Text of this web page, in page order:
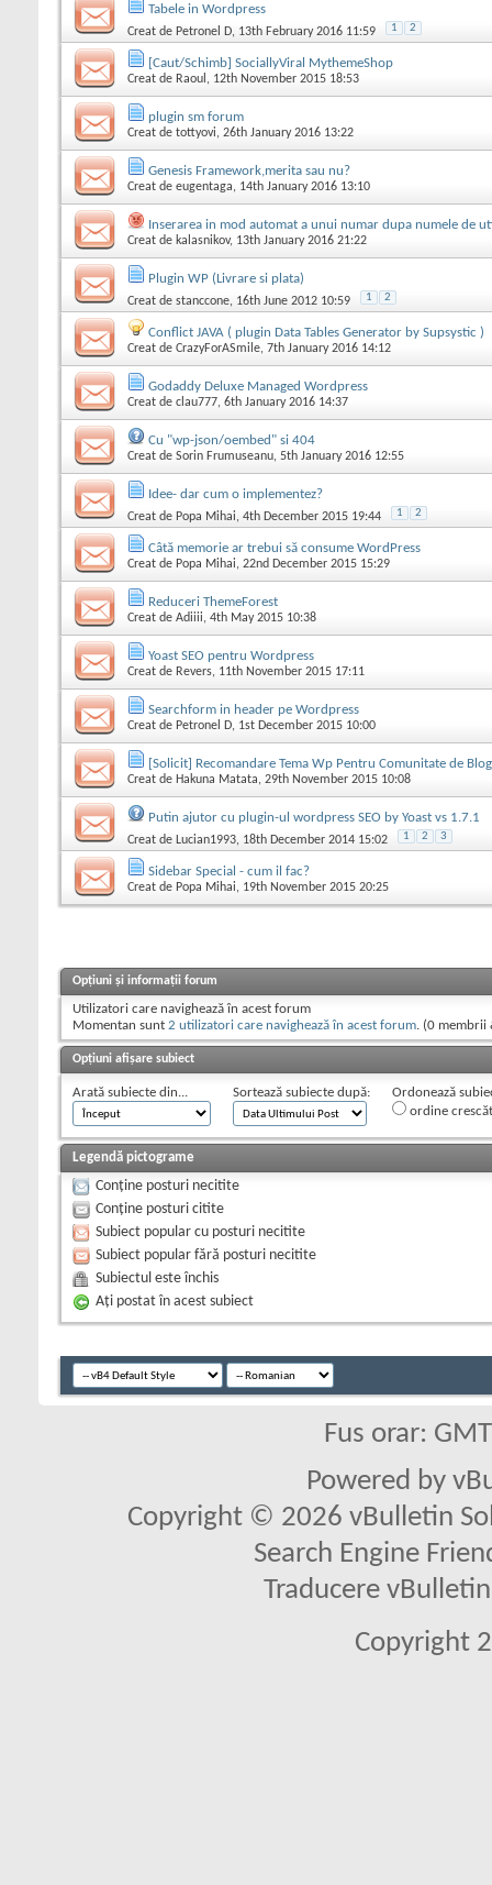
Tabele in Wordpress
Creat de Petronel D, 13th February 2016 11:59 1 2
[Caut/Schimb] SociallyViral MythemeShop
Creat de Raoul , 12th November 2015 18:53
plugin sm forum
Creat de tottyovi, 26th January 2016 13:22
Genesis Framework,merita sau nu?
Creat de eugentaga, 14th January 2016 13:10
Inserarea in mod automat a unui numar dupa numele de
Creat de kalasnikov, 13th January 2016 21:22
Plugin WP (Livrare si plata)
Creat de stanccone, 16th June 2012 10:59 1 2
Conflict JAVA ( plugin Data Tables Generator by Supsystic )
Creat de CrazyForASmile, 7th January 2016 14:12
Godaddy Deluxe Managed Wordpress
Creat de clau777, 6th January 2016 14:37
Cu "wp-json/oembed" si 404
Creat de Sorin Frumuseanu, 5th January 2016 12:55
Idee- dar cum o implementez?
Creat de Popa Mihai, 4th December 2015 19:44 1 2
Câtă memorie ar trebui să consume WordPress
Creat de Popa Mihai, 22nd December 2015 15:29
Reduceri ThemeForest
Creat de Adiiii, 4th May 2015 10:38
Yoast SEO pentru Wordpress
Creat de Revers, 11th November 2015 17:11
Searchform in header pe Wordpress
Creat de Petronel D, 1st December 2015 10:00
[Solicit] Recomandare Tema Wp Pentru Comunitate de
Creat de Hakuna Matata, 29th November 2015 10:08
Putin ajutor cu plugin-ul wordpress SEO by Yoast vs 1.7.1
Creat de Lucian1993, 18th December 2014 15:02 1 2 3
Sidebar Special - cum il fac?
Creat de Popa Mihai, 19th November 2015 20:25
Opțiuni și informații forum
Utilizatori care navighează în acest forum
Momentan sunt 2 utilizatori care navighează în acest forum. (0 membrii
Opțiuni afișare subiect
Arată subiecte din... Sortează subiecte după:
Ordonează
ordine
Legendă pictograme
Conține posturi necitite
Conține posturi citite
Subiect popular cu posturi necitite
Subiect popular fără posturi necitite
Subiectul este închis
Aţi postat în acest subiect
Fus orar:
Powered by
Copyright © 2026 vBulletin
Search Engine
Traducere
Copyright